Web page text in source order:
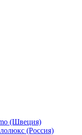
(Швеция)
(Россия)